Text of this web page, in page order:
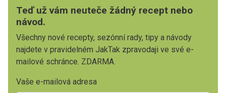
Teď už vám neuteče žádný recept nebo
návod.
Všechny nové recepty, sezónní rady, tipy a návody
najdete v pravidelném JakTak zpravodaji ve své e-
mailové schránce. ZDARMA.
Vaše e-mailová adresa